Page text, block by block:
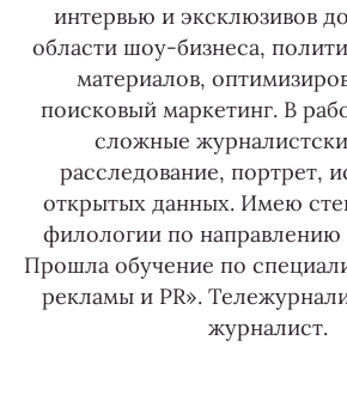
интервью и эксклюзивов
области шоу-бизнеса,
материалов,
поисковый маркетинг. В
сложные
расследование, портрет,
открытых данных. Имею
филологии по
Прошла обучение по
рекламы и PR».
журналист.